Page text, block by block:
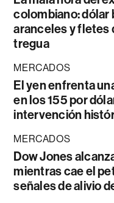
colombiano: dólar
aranceles y fletes
tregua
MERCADOS
El yen enfrenta
en los 155 por
intervención
MERCADOS
Dow Jones
mientras cae el
señales de alivio